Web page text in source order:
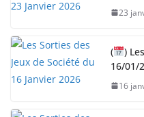
23
(
)
16/01/
16